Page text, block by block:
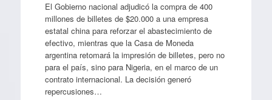
El Gobierno nacional adjudicó la compra de 400
millones de billetes de $20.000 a una empresa
estatal china para reforzar el abastecimiento de
efectivo, mientras que la Casa de Moneda
argentina retomará la impresión de billetes, pero no
para el país, sino para Nigeria, en el marco de un
contrato internacional. La decisión generó
repercusiones…